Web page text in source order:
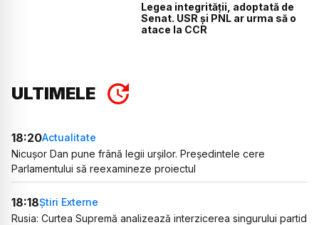
Legea integrității, adoptată de
Senat. USR și PNL ar urma să o
atace la CCR
ULTIMELE
18:20Actualitate
Nicușor Dan pune frână legii urșilor. Președintele cere
Parlamentului să reexamineze proiectul
18:18Știri Externe
Rusia: Curtea Supremă analizează interzicerea singurului partid